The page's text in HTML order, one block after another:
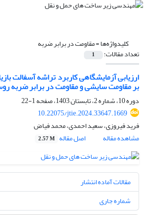
کلیدواژه‌ها =مقاومت در برابر ضربه
تعداد مقالات: 1
ارزیابی آزمایشگاهی کاربرد تراشه آسفالت
بر مقاومت سایشی و مقاومت در برابر ضربه
دوره 10، شماره 2، تابستان 1403، صفحه
1-22
10.22075/jtie.2024.33647.1669
فرید فیروزی، سعید احمدی، محمد فیاض
مشاهده مقاله
اصل مقاله 2.57 M
مقالات آماده انتشار
شماره جاری